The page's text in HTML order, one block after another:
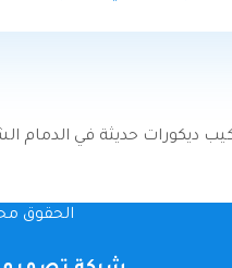
ديكورات حديثة في
الحقوق